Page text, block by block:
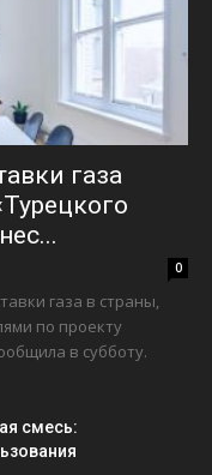
газа
0
газа в страны,
по проекту
в субботу.
смесь: